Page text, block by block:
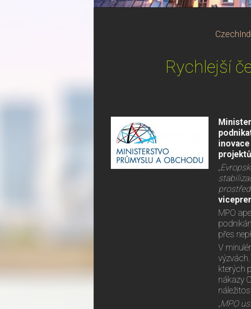
Rychlejší
MPO
přes
V
kterých
nákazy
„MPO